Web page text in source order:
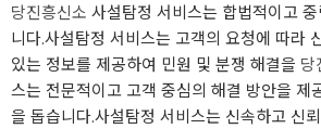
당진흥신소 사설탐정 서비스는 합법적이고
니다.사설탐정 서비스는 고객의 요청에 따라
있는 정보를 제공하여 민원 및 분쟁 해결을 당
스는 전문적이고 고객 중심의 해결 방안을 제
을 돕습니다.사설탐정 서비스는 신속하고 신